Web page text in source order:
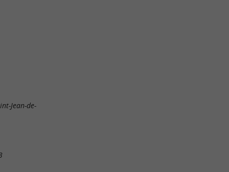
Jean-de-